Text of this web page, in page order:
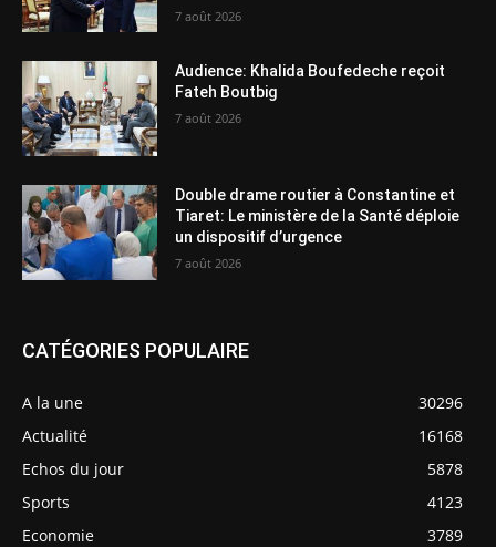
7 août 2026
Audience: Khalida Boufedeche reçoit
Fateh Boutbig
7 août 2026
Double drame routier à Constantine et
Tiaret: Le ministère de la Santé déploie
un dispositif d’urgence
7 août 2026
CATÉGORIES POPULAIRE
A la une
30296
Actualité
16168
Echos du jour
5878
Sports
4123
Economie
3789